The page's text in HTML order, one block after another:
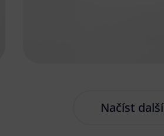
Načíst další